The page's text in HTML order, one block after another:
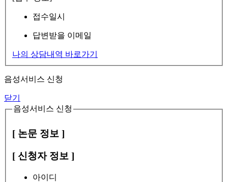
접수일시
답변받을 이메일
나의 상담내역 바로가기
음성서비스 신청
닫기
음성서비스 신청
[ 논문 정보 ]
[ 신청자 정보 ]
아이디